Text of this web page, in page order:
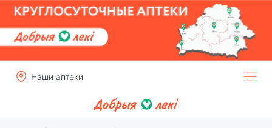
Наши аптеки